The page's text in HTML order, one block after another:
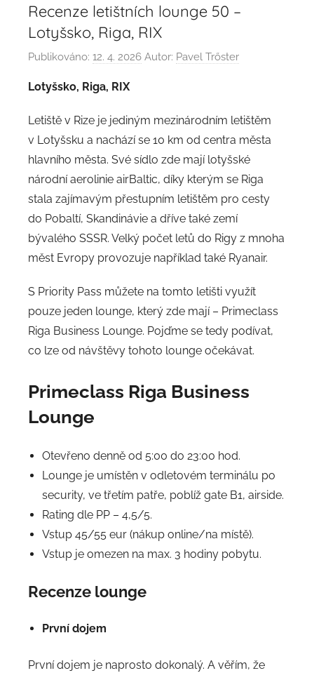
Recenze letištních lounge 50 –
Lotyšsko, Riga, RIX
Publikováno: 12. 4. 2026 Autor: Pavel Trőster
Lotyšsko, Riga, RIX
Letiště v Rize je jediným mezinárodním letištěm
v Lotyšsku a nachází se 10 km od centra města
hlavního města. Své sídlo zde mají lotyšské
národní aerolinie airBaltic, díky kterým se Riga
stala zajímavým přestupním letištěm pro cesty
do Pobaltí, Skandinávie a dříve také zemí
bývalého SSSR. Velký počet letů do Rigy z mnoha
měst Evropy provozuje například také Ryanair.
S Priority Pass můžete na tomto letišti využít
pouze jeden lounge, který zde mají – Primeclass
Riga Business Lounge. Pojďme se tedy podívat,
co lze od návštěvy tohoto lounge očekávat.
Primeclass Riga Business
Lounge
Otevřeno denně od 5:00 do 23:00 hod.
Lounge je umístěn v odletovém terminálu po
security, ve třetím patře, poblíž gate B1, airside.
Rating dle PP – 4,5/5.
Vstup 45/55 eur (nákup online/na místě).
Vstup je omezen na max. 3 hodiny pobytu.
Recenze lounge
První dojem
První dojem je naprosto dokonalý. A věřím, že